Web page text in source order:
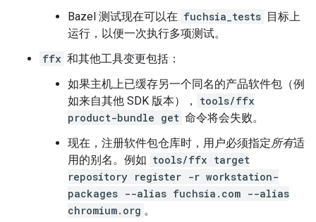
Bazel 测试现在可以在 fuchsia_tests 目标上
运行，以便一次执行多项测试。
ffx 和其他工具变更包括：
如果主机上已缓存另一个同名的产品软件包（例
如来自其他 SDK 版本），
tools/ffx
product-bundle get 命令将会失败。
现在，注册软件包仓库时，用户必须指定所有适
用的别名。例如 tools/ffx target
repository register -r workstation-
packages --alias fuchsia.com --alias
chromium.org 。